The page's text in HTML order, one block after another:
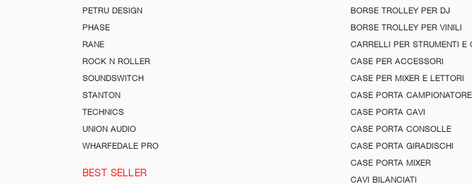
PETRU DESIGN
PHASE
RANE
ROCK N ROLLER
SOUNDSWITCH
STANTON
TECHNICS
UNION AUDIO
WHARFEDALE PRO
BEST SELLER
BORSE TROLLEY PER DJ
BORSE TROLLEY PER VINILI
CARRELLI PER STRUMENTI E
CASE PER ACCESSORI
CASE PER MIXER E LETTORI
CASE PORTA CAMPIONATORE
CASE PORTA CAVI
CASE PORTA CONSOLLE
CASE PORTA GIRADISCHI
CASE PORTA MIXER
CAVI BILANCIATI